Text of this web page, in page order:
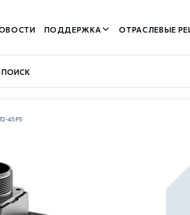
ПОДДЕРЖКА ОТРАСЛЕВЫЕ
45P5